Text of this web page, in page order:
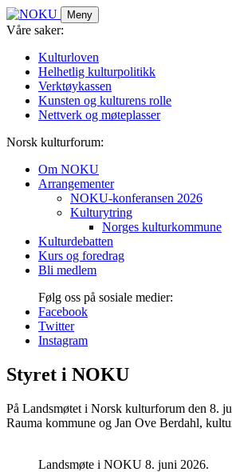
Skip
to
Meny
Våre saker:
Kulturloven
Helhetlig kulturpolitikk
Verktøykassen
Kunsten og kulturens rolle
Nettverk og møteplasser
Norsk kulturforum:
Om NOKU
Arrangementer
NOKU-konferansen 2026
Kulturytring
Norges kulturkommune
Kulturdebatten
Kurs og foredrag
Bli medlem
Følg oss på sosiale medier:
Facebook
Twitter
Instagram
Styret i NOKU
På Landsmøtet i Norsk kulturforum den 8.
Rauma kommune og Jan Ove Berdahl,
Landsmøte i NOKU 8. juni 2026.